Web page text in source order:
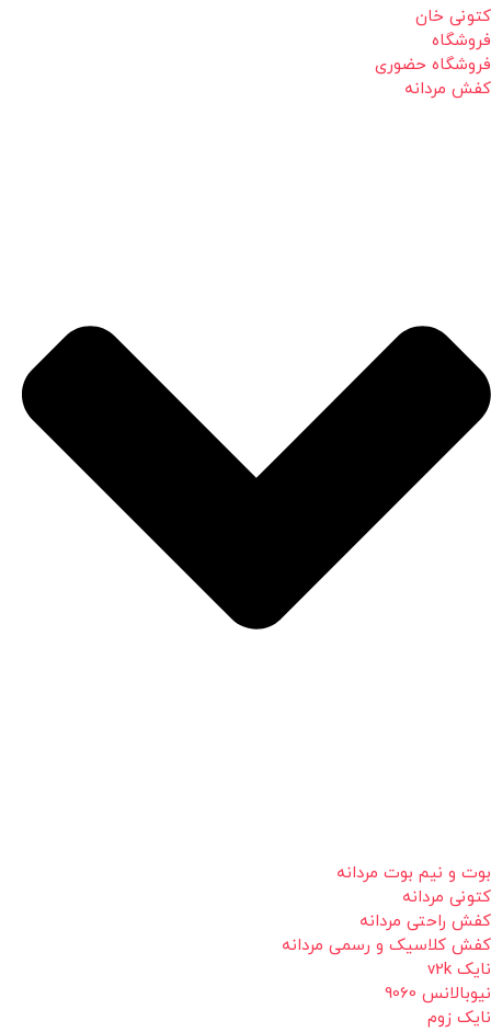
کتونی خان
فروشگاه
فروشگاه حضوری
کفش مردانه
بوت و نیم بوت مردانه
کتونی مردانه
کفش راحتی مردانه
کفش کلاسیک و رسمی مردانه
نایک v2k
نیوبالانس 9060
نایک زوم